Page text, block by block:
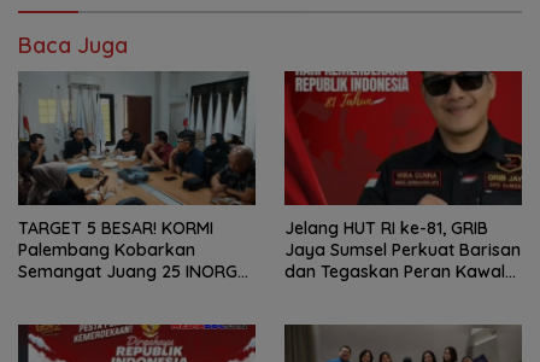
Baca Juga
TARGET 5 BESAR! KORMI
Palembang Kobarkan
Semangat Juang 25 INORGA
Jelang HUT RI ke-81, GRIB
Jaya Sumsel Perkuat Barisan
dan Tegaskan Peran Kawal